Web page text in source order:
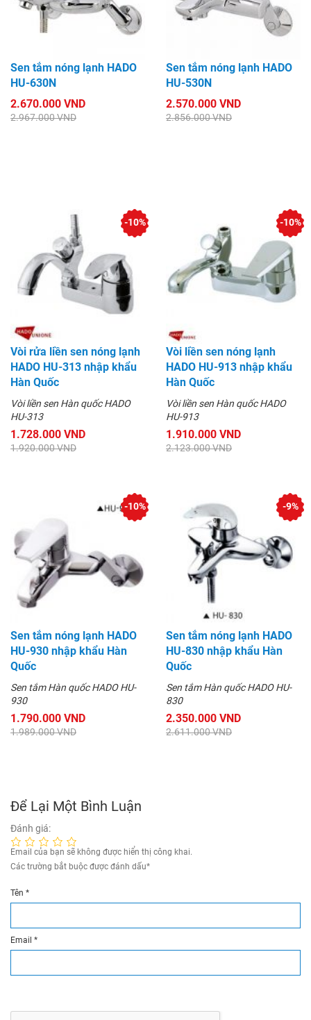
Sen tắm nóng lạnh HADO
HU-630N
2.670.000 VND
2.967.000 VND
Sen tắm nóng lạnh HADO
HU-530N
2.570.000 VND
2.856.000 VND
Vòi rửa liền sen nóng lạnh
HADO HU-313 nhập khẩu
Hàn Quốc
Vòi liền sen Hàn quốc HADO
HU-313
1.728.000 VND
1.920.000 VND
-10%
Vòi liền sen nóng lạnh
HADO HU-913 nhập khẩu
Hàn Quốc
Vòi liền sen Hàn quốc HADO
HU-913
1.910.000 VND
2.123.000 VND
-10%
Sen tắm nóng lạnh HADO
HU-930 nhập khẩu Hàn
Quốc
Sen tắm Hàn quốc HADO HU-
930
1.790.000 VND
1.989.000 VND
-10%
Sen tắm nóng lạnh HADO
HU-830 nhập khẩu Hàn
Quốc
Sen tắm Hàn quốc HADO HU-
830
2.350.000 VND
2.611.000 VND
-9%
Để Lại Một Bình Luận
Đánh giá:
Email của bạn sẽ không được hiển thị công khai.
Các trường bắt buộc được đánh dấu*
Tên *
Email *